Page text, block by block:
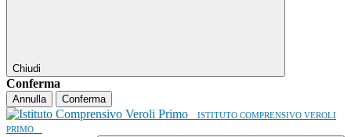
Chiudi
Conferma
Annulla Conferma
ISTITUTO COMPRENSIVO VEROLI
PRIMO